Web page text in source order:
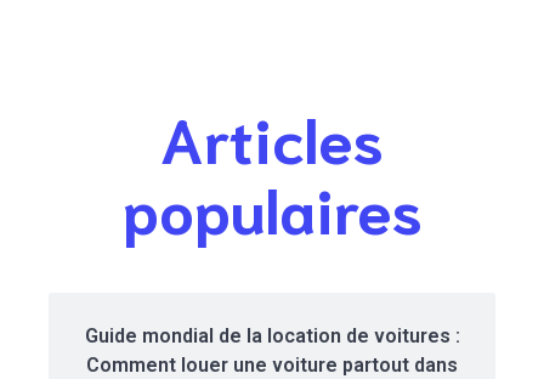
Articles
populaires
Guide mondial de la location de voitures :
Comment louer une voiture partout dans